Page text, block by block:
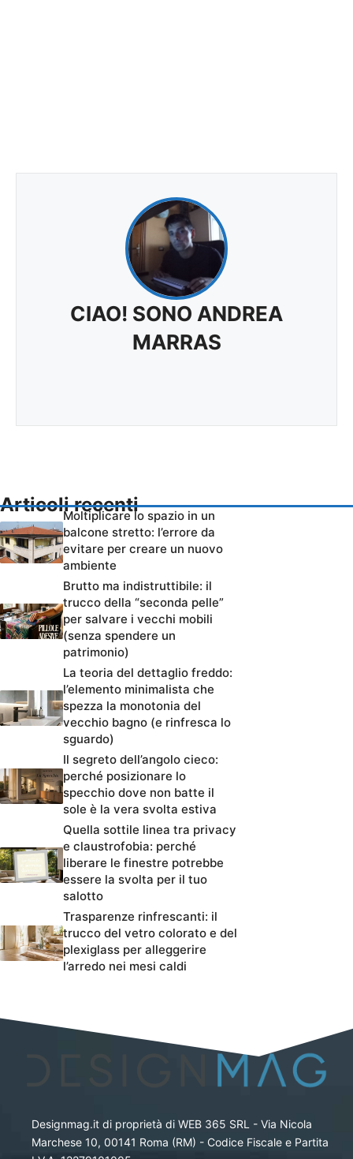
CIAO! SONO ANDREA
MARRAS
Articoli recenti
Moltiplicare lo spazio in un
balcone stretto: l’errore da
evitare per creare un nuovo
ambiente
Brutto ma indistruttibile: il
trucco della “seconda pelle”
per salvare i vecchi mobili
(senza spendere un
patrimonio)
La teoria del dettaglio freddo:
l’elemento minimalista che
spezza la monotonia del
vecchio bagno (e rinfresca lo
sguardo)
Il segreto dell’angolo cieco:
perché posizionare lo
specchio dove non batte il
sole è la vera svolta estiva
Quella sottile linea tra privacy
e claustrofobia: perché
liberare le finestre potrebbe
essere la svolta per il tuo
salotto
Trasparenze rinfrescanti: il
trucco del vetro colorato e del
plexiglass per alleggerire
l’arredo nei mesi caldi
Designmag.it di proprietà di WEB 365 SRL - Via Nicola
Marchese 10, 00141 Roma (RM) - Codice Fiscale e Partita